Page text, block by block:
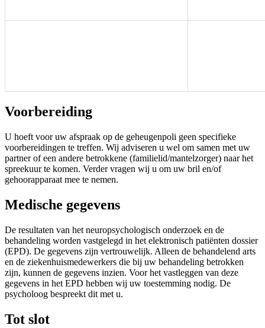
Voorbereiding
U hoeft voor uw afspraak op de geheugenpoli geen specifieke
voorbereidingen te treffen. Wij adviseren u wel om samen met uw
partner of een andere betrokkene (familielid/mantelzorger) naar het
spreekuur te komen. Verder vragen wij u om uw bril en/of
gehoorapparaat mee te nemen.
Medische gegevens
De resultaten van het neuropsychologisch onderzoek en de
behandeling worden vastgelegd in het elektronisch patiënten dossier
(EPD). De gegevens zijn vertrouwelijk. Alleen de behandelend arts
en de ziekenhuismedewerkers die bij uw behandeling betrokken
zijn, kunnen de gegevens inzien. Voor het vastleggen van deze
gegevens in het EPD hebben wij uw toestemming nodig. De
psycholoog bespreekt dit met u.
Tot slot